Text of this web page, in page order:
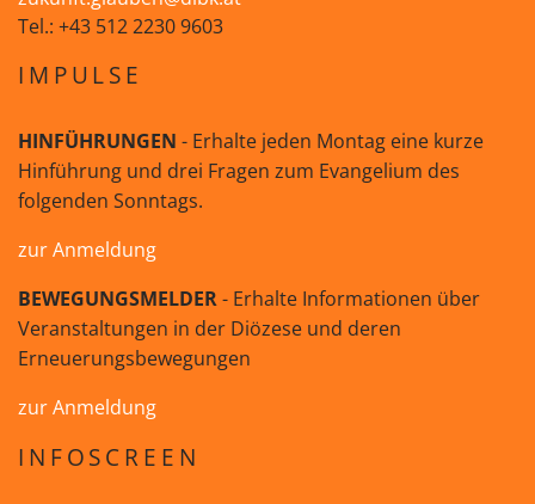
Tel.: +43 512 2230 9603
IMPULSE
HINFÜHRUNGEN - Erhalte jeden Montag eine kurze
Hinführung und drei Fragen zum Evangelium des
folgenden Sonntags.
zur Anmeldung
BEWEGUNGSMELDER- Erhalte Informationen über
Veranstaltungen in der Diözese und deren
Erneuerungsbewegungen
zur Anmeldung
INFOSCREEN